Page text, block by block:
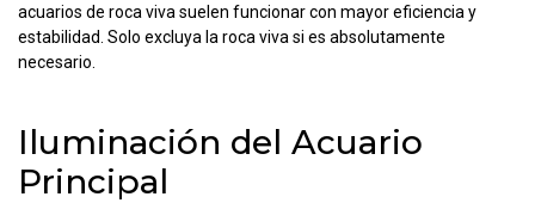
acuarios de roca viva suelen funcionar con mayor eficiencia y
estabilidad. Solo excluya la roca viva si es absolutamente
necesario.
Iluminación del Acuario
Principal